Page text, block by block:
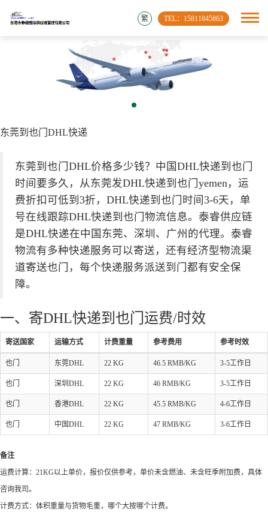
TEL：15811845863
繁
东莞到也门DHL快递
东莞到也门DHL价格多少钱？中国DHL快递到也门
时间要多久，从东莞发DHL快递到也门yemen，运
费折扣可低到3折，DHL快递到也门时间3-6天，单
号在线跟踪DHL快递到也门物流信息。泰睿供应链
是DHL快递在中国东莞、深圳、广州的代理。泰睿
物流有多种快递服务可以寄送，还有经济型物流渠
道寄送也门，每个快递服务派送到门都有安全保
障。
一、寄DHL快递到也门运费/时效
寄送国家 运输方式 计费重量 参考费用 参考时效
也门 东莞DHL 22 KG 46.5 RMB/KG 3-5工作日
也门 深圳DHL 22 KG 46 RMB/KG 3-5工作日
也门 香港DHL 22 KG 45.5 RMB/KG 4-6工作日
也门 中国DHL 22 KG 47 RMB/KG 3-6工作日
备注
运费计算：21KG以上单价，报价仅供参考，单价未含燃油、未含旺季附加费，具体
咨询我司。
计费方式：体积重量与货物毛重，哪个大按哪个计费。